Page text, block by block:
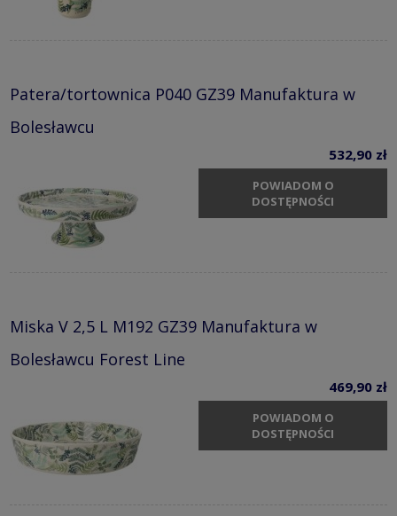
Patera/tortownica P040 GZ39 Manufaktura w
Bolesławcu
532,90 zł
POWIADOM O
DOSTĘPNOŚCI
Miska V 2,5 L M192 GZ39 Manufaktura w
Bolesławcu Forest Line
469,90 zł
POWIADOM O
DOSTĘPNOŚCI